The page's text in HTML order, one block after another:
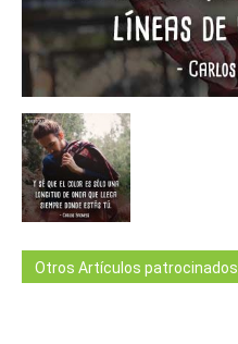
Otros Artículos patrocinados